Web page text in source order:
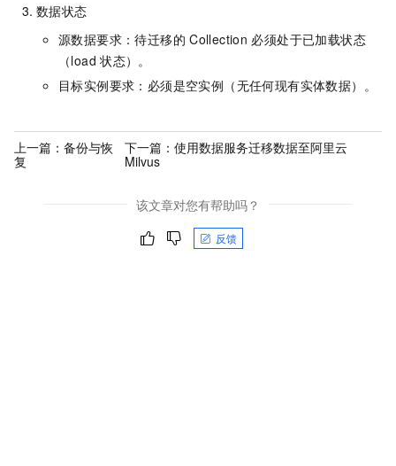
数据状态
源数据要求：待迁移的 Collection 必须处于已加载状态
（load 状态）。
目标实例要求：必须是空实例（无任何现有实体数据）。
上一篇： 备份与恢
复
下一篇：使用数据服务迁移数据至阿里云
Milvus
该文章对您有帮助吗？
反馈